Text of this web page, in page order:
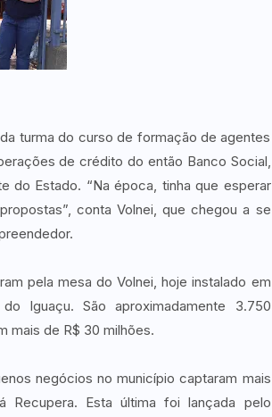
turma do curso de formação de agentes
de crédito do então Banco Social,
do Estado. “Na época, tinha que esperar
conta Volnei, que chegou a se
pela mesa do Volnei, hoje instalado em
Iguaçu. São aproximadamente 3.750
mais de R$ 30 milhões.
negócios no município captaram mais
Recupera. Esta última foi lançada pelo